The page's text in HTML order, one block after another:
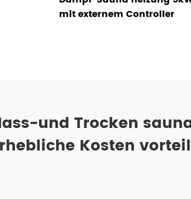
mit externem Controller
und Trocken
Kosten